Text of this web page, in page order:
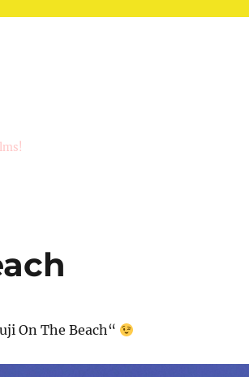
On The Beach“